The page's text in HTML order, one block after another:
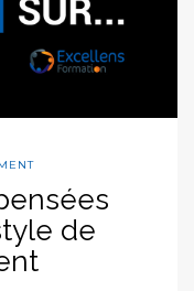
de